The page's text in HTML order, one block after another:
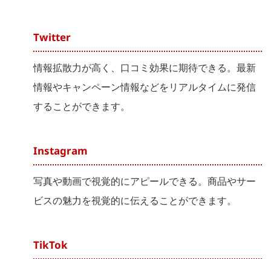
Twitter
情報拡散力が高く、口コミ効果に期待できる。最新
情報やキャンペーン情報などをリアルタイムに発信
することができます。
Instagram
写真や動画で視覚的にアピールできる。商品やサー
ビスの魅力を視覚的に伝えることができます。
TikTok